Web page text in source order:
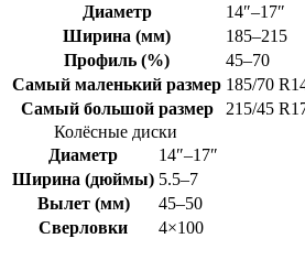
Диаметр
14″–17″
Ширина (мм)
185–215
Профиль (%)
45–70
Самый маленький размер 185/70
Самый большой размер
215/45
Колёсные диски
Диаметр
14″–17″
Ширина (дюймы) 5.5–7
Вылет (мм)
45–50
Сверловки
4×100